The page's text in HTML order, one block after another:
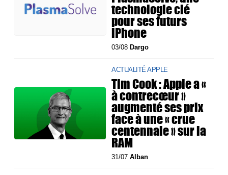
technologie clé
pour ses futurs
iPhone
03/08 Dargo
ACTUALITÉ APPLE
Tim Cook : Apple a «
à contrecœur »
augmenté ses prix
face à une « crue
centennale » sur la
RAM
31/07Alban